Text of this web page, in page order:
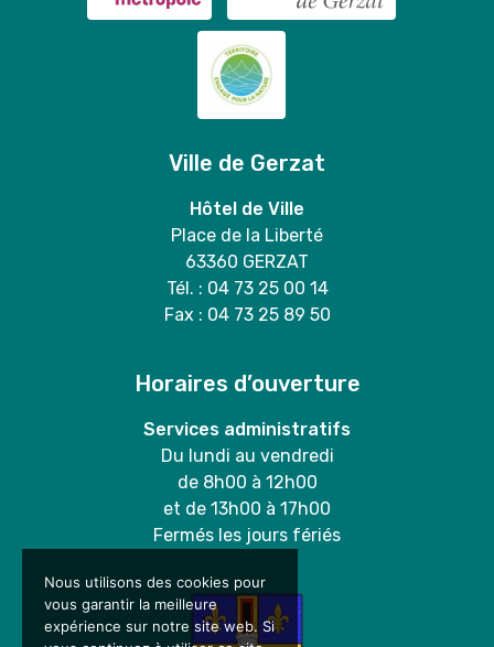
Ville de Gerzat
Hôtel de Ville
Place de la Liberté
63360 GERZAT
Tél. : 04 73 25 00 14
Fax : 04 73 25 89 50
Horaires d’ouverture
Services administratifs
Du lundi au vendredi
de 8h00 à 12h00
et de 13h00 à 17h00
Fermés les jours fériés
Nous utilisons des cookies pour
vous garantir la meilleure
expérience sur notre site web. Si